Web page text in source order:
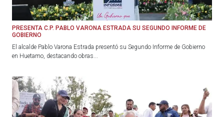
PRESENTA C.P. PABLO VARONA ESTRADA SU SEGUNDO INFORME DE
GOBIERNO
El alcalde Pablo Varona Estrada presentó su Segundo Informe de Gobierno
en Huetamo, destacando obras...